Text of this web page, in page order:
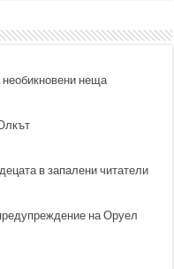
необикновени неща
в запалени читатели
на Оруел